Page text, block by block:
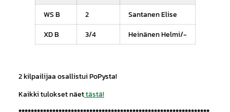
WS B
2
Santanen Elise
XD B
3/4 Heinänen Helmi/-
2 kilpailijaa osallistui PoPysta!
Kaikki tulokset näettästä!